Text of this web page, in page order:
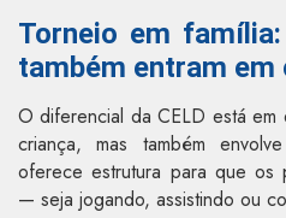
Torneio em
também entram em
O diferencial da CELD está
criança, mas também
oferece estrutura para que os
— seja jogando, assistindo ou